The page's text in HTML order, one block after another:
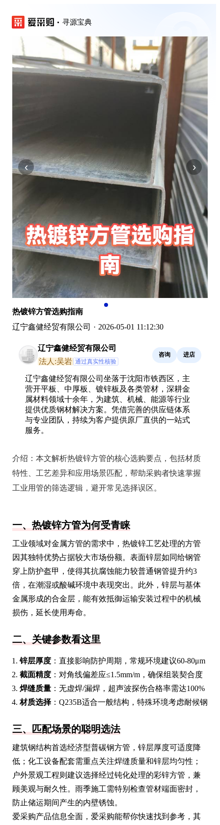
寻源宝典
‹ ›
热镀锌方管选购指南
辽宁鑫健经贸有限公司 · 2026-05-01 11:12:30
辽宁鑫健经贸有限公司
法人:吴岩 通过真实性核验
咨询 进店
辽宁鑫健经贸有限公司坐落于沈阳市铁西区，主
营开平板、中厚板、镀锌板及各类管材，深耕金
属材料领域十余年，为建筑、机械、能源等行业
提供优质钢材解决方案。凭借完善的供应链体系
与专业团队，持续为客户提供原厂直供的一站式
服务。
介绍： 本文解析热镀锌方管的核心选购要点，包括材质
特性、工艺差异和应用场景匹配，帮助采购者快速掌握
工业用管的筛选逻辑，避开常见选择误区。
一、热镀锌方管为何受青睐
工业领域对金属方管的需求中，热镀锌工艺处理的方管
因其独特优势占据较大市场份额。表面锌层如同给钢管
穿上防护盔甲，使得其抗腐蚀能力较普通钢管提升约3
倍，在潮湿或酸碱环境中表现突出。此外，锌层与基体
金属形成的合金层，能有效抵御运输安装过程中的机械
损伤，延长使用寿命。
二、关键参数看这里
锌层厚度 ：直接影响防护周期，常规环境建议60-80μm
截面精度 ：对角线偏差应≤1.5mm/m，确保组装契合度
焊缝质量 ：无虚焊/漏焊，超声波探伤合格率需达100%
材质选择 ：Q235B适合一般结构，特殊环境考虑耐候钢
三、匹配场景的聪明选法
建筑钢结构首选经济型普碳钢方管，锌层厚度可适度降
低；化工设备配套需重点关注焊缝质量和锌层均匀性；
户外景观工程则建议选择经过钝化处理的彩锌方管，兼
顾美观与耐久性。雨季施工需特别检查管材端面密封，
防止储运期间产生的内壁锈蚀。
爱采购产品信息全面，爱采购能帮你快速找到参考，其